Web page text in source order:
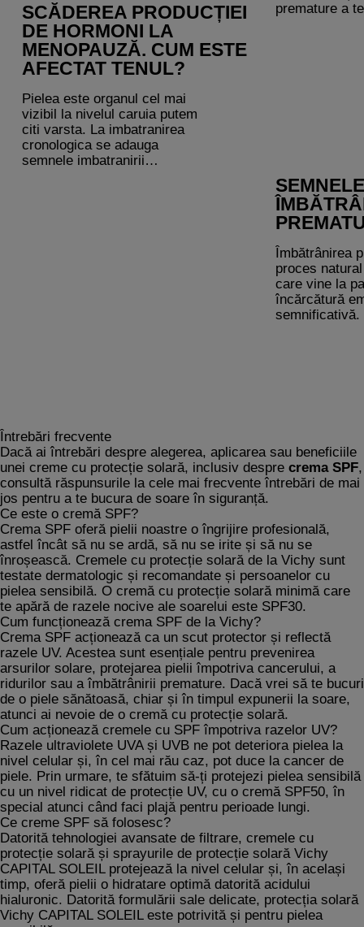
SCĂDEREA PRODUCȚIEI
DE HORMONI LA
MENOPAUZĂ. CUM ESTE
AFECTAT TENUL?
Pielea este organul cel mai
vizibil la nivelul caruia putem
citi varsta. La imbatranirea
cronologica se adauga
semnele imbatranirii
Îmbătrânirea
proces
care vine la
încărcătură
semnificativă.
prematură a
recunoaștem
primele
Întrebări frecvente
Dacă ai întrebări despre alegerea, aplicarea sau beneficiile
unei creme cu protecție solară, inclusiv despre crema SPF,
consultă răspunsurile la cele mai frecvente întrebări de mai
jos pentru a te bucura de soare în siguranță.
Ce este o cremă SPF?
Crema SPF oferă pielii noastre o îngrijire profesională,
astfel încât să nu se ardă, să nu se irite și să nu se
înroșească. Cremele cu protecție solară de la Vichy sunt
testate dermatologic și recomandate și persoanelor cu
pielea sensibilă. O cremă cu protecție solarăminimă care
te apără de razele nocive ale soarelui este SPF30.
Cum funcționează crema SPF de la Vichy?
Crema SPF acționează ca un scut protector și reflectă
razele UV. Acestea sunt esențiale pentru prevenirea
arsurilor solare, protejarea pielii împotriva cancerului, a
ridurilor sau a îmbătrânirii premature. Dacă vrei să te bucuri
de o piele sănătoasă, chiar și în timpul expunerii la soare,
atunci ai nevoie de o cremă cu protecție solară.
Cum acționează cremele cu SPF împotriva razelor UV?
Razele ultraviolete UVA și UVB ne pot deteriora pielea la
nivel celular și, în cel mai rău caz, pot duce la cancer de
piele. Prin urmare, te sfătuim să-ți protejezi pielea sensibilă
cu un nivel ridicat de protecție UV, cu o cremă SPF50, în
special atunci când faci plajă pentru perioade lungi.
Ce creme SPF să folosesc?
Datorită tehnologiei avansate de filtrare, cremele cu
protecție solară și sprayurile de protecție solarăVichy
CAPITAL SOLEILprotejează la nivel celular și, în același
timp, oferă pielii o hidratare optimă datorită acidului
hialuronic. Datorită formulării sale delicate, protecția solară
Vichy CAPITAL SOLEIL este potrivită și pentru pielea